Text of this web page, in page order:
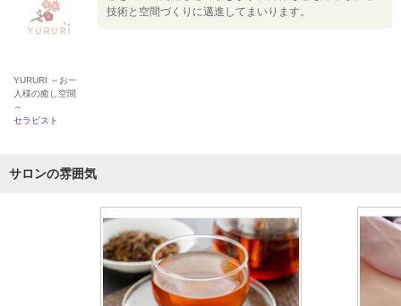
YURURI ～お一
人様の癒し空間
～
セラピスト
技術と空間づくりに邁進してまいります。
サロンの雰囲気